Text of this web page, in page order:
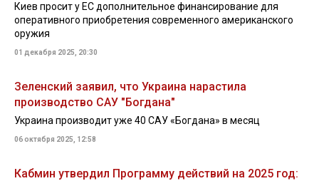
Киев просит у ЕС дополнительное финансирование для
оперативного приобретения современного американского
оружия
01 декабря 2025, 20:30
Зеленский заявил, что Украина нарастила
производство САУ "Богдана"
Украина производит уже 40 САУ «Богдана» в месяц
06 октября 2025, 12:58
Кабмин утвердил Программу действий на 2025 год: